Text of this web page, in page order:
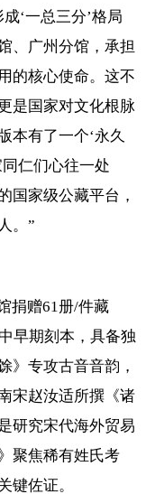
‘一总三分’格局
、广州分馆，承担
的核心使命。这不
是国家对文化根脉
本有了一个‘永久
仁们心往一处
国家级公藏平台，
。”
捐赠61册/件藏
早期刻本，具备独
》专攻古音音韵，
宋赵汝适所撰《诸
研究宋代海外贸易
聚焦稀有姓氏考
键佐证。